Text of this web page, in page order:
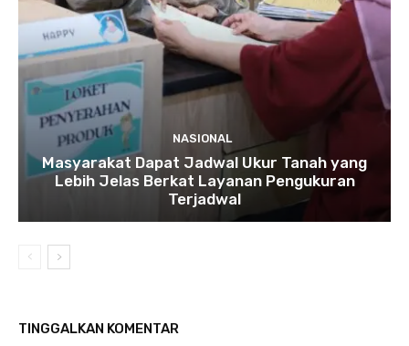
NASIONAL
Masyarakat Dapat Jadwal Ukur Tanah yang
Lebih Jelas Berkat Layanan Pengukuran
Terjadwal
TINGGALKAN KOMENTAR